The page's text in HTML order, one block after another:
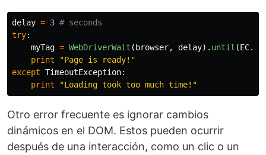
delay = 3
try:
myTag = WebDriverWait (browser, delay). until (EC.
print
"Page is ready! "
except TimeoutException:
print
"Loading took too much time! "
Otro error frecuente es ignorar cambios
dinámicos en el DOM. Estos pueden ocurrir
después de una interacción, como un clic o un